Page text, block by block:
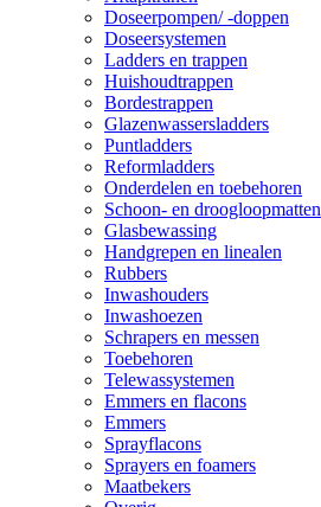
Doseerpompen/ -doppen
Doseersystemen
Ladders en trappen
Huishoudtrappen
Bordestrappen
Glazenwassersladders
Puntladders
Reformladders
Onderdelen en toebehoren
Schoon- en droogloopmatten
Glasbewassing
Handgrepen en linealen
Rubbers
Inwashouders
Inwashoezen
Schrapers en messen
Toebehoren
Telewassystemen
Emmers en flacons
Emmers
Sprayflacons
Sprayers en foamers
Maatbekers